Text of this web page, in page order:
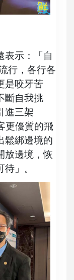
表示：「自
行，各行各
是咬牙苦
斷自我挑
進三架
更優質的飛
鬆綁邊境的
放邊境，恢
」。